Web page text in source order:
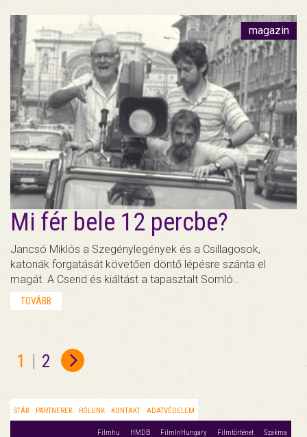
magazin
Mi fér bele 12 percbe?
Jancsó Miklós a Szegénylegények és a Csillagosok,
katonák forgatását követően döntő lépésre szánta el
magát. A Csend és kiáltást a tapasztalt Somló…
TOVÁBB
1 | 2
STÁB PARTNEREK RÓLUNK KONTAKT ADATVÉDELEM
Filmhu HMDB FilmInHungary Filmtörténet Szakma